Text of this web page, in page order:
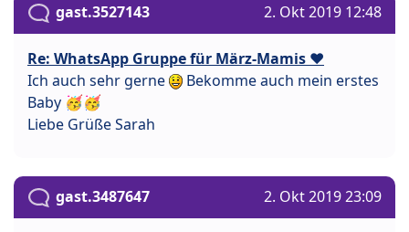
gast.3527143 2. Okt 2019 12:48
Re: WhatsApp Gruppe für März-Mamis ❤️
Ich auch sehr gerne
Bekomme auch mein erstes
Baby 🥳🥳
Liebe Grüße Sarah
gast.3487647 2. Okt 2019 23:09